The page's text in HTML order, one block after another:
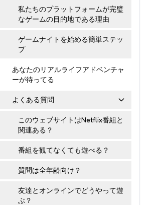
私たちのプラットフォームが完璧
なゲームの目的地である理由
ゲームナイトを始める簡単ステッ
プ
あなたのリアルライフアドベンチャ
ーが待ってる
よくある質問
このウェブサイトはNetflix番組と
関連ある？
番組を観てなくても遊べる？
質問は全年齢向け？
友達とオンラインでどうやって遊
ぶ？